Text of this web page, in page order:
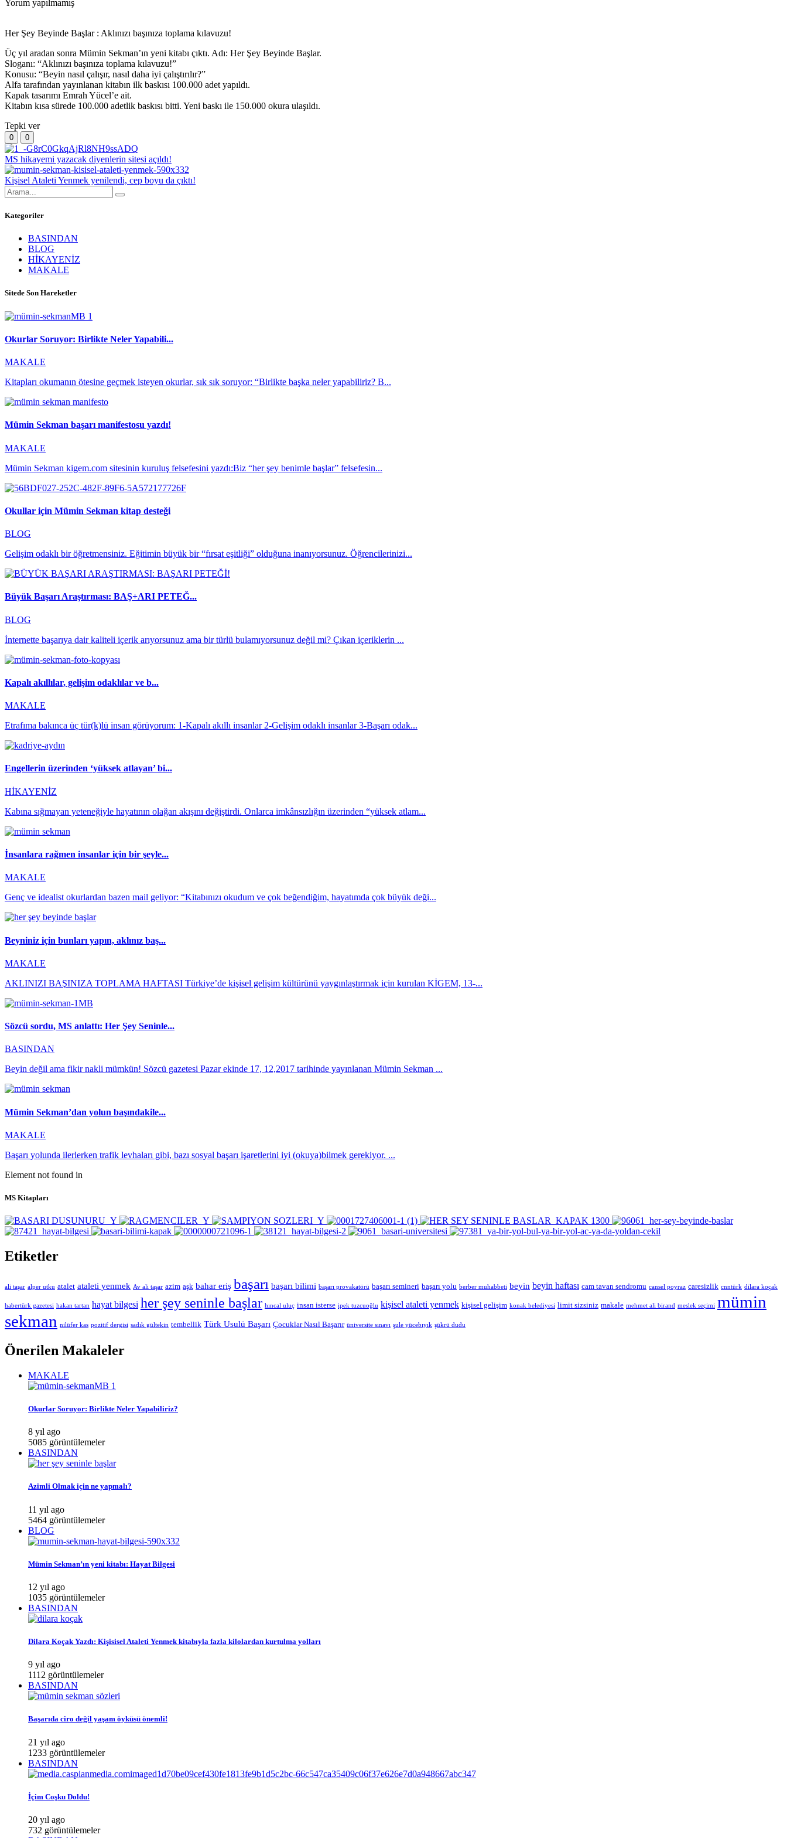
Yorum yapılmamış
Her Şey Beyinde Başlar : Aklınızı başınıza toplama kılavuzu!
Üç yıl aradan sonra Mümin Sekman’ın yeni kitabı çıktı. Adı: Her Şey Beyinde Başlar.
Sloganı: “Aklınızı başınıza toplama kılavuzu!”
Konusu: “Beyin nasıl çalışır, nasıl daha iyi çalıştırılır?”
Alfa tarafından yayınlanan kitabın ilk baskısı 100.000 adet yapıldı.
Kapak tasarımı Emrah Yücel’e ait.
Kitabın kısa sürede 100.000 adetlik baskısı bitti. Yeni baskı ile 150.000 okura ulaşıldı.
Tepki ver
0 0
MS hikayemi yazacak diyenlerin sitesi açıldı!
Kişisel Ataleti Yenmek yenilendi, cep boyu da çıktı!
Kategoriler
BASINDAN
BLOG
HİKAYENİZ
MAKALE
Sitede Son Hareketler
Okurlar Soruyor: Birlikte Neler Yapabili...
MAKALE
Kitapları okumanın ötesine geçmek isteyen okurlar, sık sık soruyor: “Birlikte başka neler yapabiliriz? B...
Mümin Sekman başarı manifestosu yazdı!
MAKALE
Mümin Sekman kigem.com sitesinin kuruluş felsefesini yazdı:Biz “her şey benimle başlar” felsefesin...
Okullar için Mümin Sekman kitap desteği
BLOG
Gelişim odaklı bir öğretmensiniz. Eğitimin büyük bir “fırsat eşitliği” olduğuna inanıyorsunuz. Öğrencilerinizi...
Büyük Başarı Araştırması: BAŞ+ARI PETEĞ...
BLOG
İnternette başarıya dair kaliteli içerik arıyorsunuz ama bir türlü bulamıyorsunuz değil mi? Çıkan içeriklerin ...
Kapalı akıllılar, gelişim odaklılar ve b...
MAKALE
Etrafıma bakınca üç tür(k)lü insan görüyorum: 1-Kapalı akıllı insanlar 2-Gelişim odaklı insanlar 3-Başarı odak...
Engellerin üzerinden ‘yüksek atlayan’ bi...
HİKAYENİZ
Kabına sığmayan yeteneğiyle hayatının olağan akışını değiştirdi. Onlarca imkânsızlığın üzerinden “yüksek atlam...
İnsanlara rağmen insanlar için bir şeyle...
MAKALE
Genç ve idealist okurlardan bazen mail geliyor: “Kitabınızı okudum ve çok beğendiğim, hayatımda çok büyük deği...
Beyniniz için bunları yapın, aklınız baş...
MAKALE
AKLINIZI BAŞINIZA TOPLAMA HAFTASI Türkiye’de kişisel gelişim kültürünü yaygınlaştırmak için kurulan KİGEM, 13-...
Sözcü sordu, MS anlattı: Her Şey Seninle...
BASINDAN
Beyin değil ama fikir nakli mümkün! Sözcü gazetesi Pazar ekinde 17, 12,2017 tarihinde yayınlanan Mümin Sekman ...
Mümin Sekman’dan yolun başındakile...
MAKALE
Başarı yolunda ilerlerken trafik levhaları gibi, bazı sosyal başarı işaretlerini iyi (okuya)bilmek gerekiyor. ...
Element not found in
MS Kitapları
Etiketler
ali taşar alper utku atalet ataleti yenmek Av ali taşar azim aşk bahar eriş başarı başarı bilimi başarı provakatörü başarı semineri başarı yolu berber muhabbeti beyin beyin haftası cam tavan sendromu cansel poyraz caresizlik cnntürk dilara koçak
habertürk gazetesi hakan tartan hayat bilgesi her şey seninle başlar hıncal uluç insan isterse ipek tuzcuoğlu kişisel ataleti yenmek kişisel gelişim konak belediyesi limit sizsiniz makale mehmet ali birand meslek seçimi mümin
sekman nilüfer kas pozitif dergisi sadık gültekin tembellik Türk Usulü Başarı Çocuklar Nasıl Başarır üniversite sınavı şule yücebıyık şükrü dudu
Önerilen Makaleler
MAKALE
Okurlar Soruyor: Birlikte Neler Yapabiliriz?
8 yıl ago
5085 görüntülemeler
BASINDAN
Azimli Olmak için ne yapmalı?
11 yıl ago
5464 görüntülemeler
BLOG
Mümin Sekman’ın yeni kitabı: Hayat Bilgesi
12 yıl ago
1035 görüntülemeler
BASINDAN
Dilara Koçak Yazdı: Kişisisel Ataleti Yenmek kitabıyla fazla kilolardan kurtulma yolları
9 yıl ago
1112 görüntülemeler
BASINDAN
Başarıda ciro değil yaşam öyküsü önemli!
21 yıl ago
1233 görüntülemeler
BASINDAN
İçim Coşku Doldu!
20 yıl ago
732 görüntülemeler